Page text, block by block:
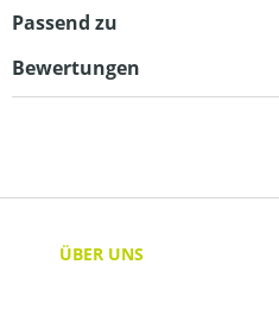
Passend zu
Bewertungen
ÜBER UNS